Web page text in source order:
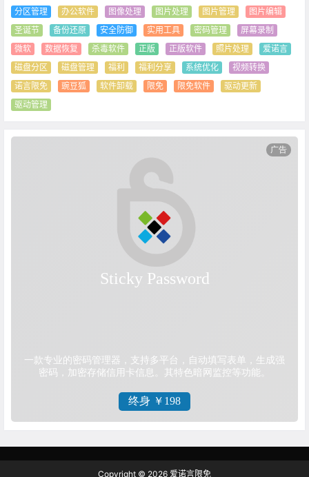
分区管理
办公软件 图像处理 图片处理 图片管理
图片编辑
圣诞节
备份还原 安全防御 实用工具 密码管理
屏幕录制
微软
数据恢复 杀毒软件 正版 正版软件 照片处理
爱诺言
磁盘分区
磁盘管理 福利 福利分享 系统优化
视频转换
诺言限免
豌豆狐 软件卸载 限免 限免软件
驱动更新
驱动管理
Copyright © 2026 爱诺言限免